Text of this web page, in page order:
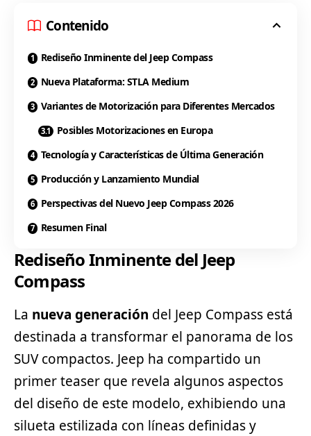
Contenido
Rediseño Inminente del Jeep Compass
Nueva Plataforma: STLA Medium
Variantes de Motorización para Diferentes Mercados
Posibles Motorizaciones en Europa
Tecnología y Características de Última Generación
Producción y Lanzamiento Mundial
Perspectivas del Nuevo Jeep Compass 2026
Resumen Final
Rediseño Inminente del Jeep
Compass
La nueva generación del Jeep Compass está
destinada a transformar el panorama de los
SUV compactos. Jeep ha compartido un
primer teaser que revela algunos aspectos
del diseño de este modelo, exhibiendo una
silueta estilizada con líneas definidas y